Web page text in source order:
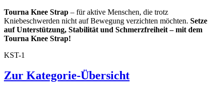
Tourna Knee Strap – für aktive Menschen, die trotz
Kniebeschwerden nicht auf Bewegung verzichten möchten. Setze
auf Unterstützung, Stabilität und Schmerzfreiheit – mit dem
Tourna Knee Strap!
KST-1
Zur Kategorie-Übersicht